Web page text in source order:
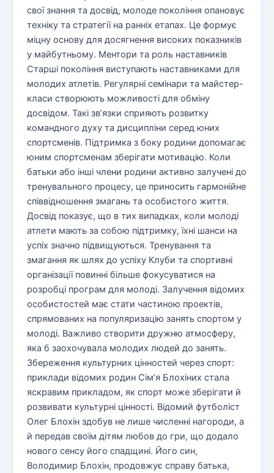
свої знання та досвід, молоде покоління опановує
техніку та стратегії на ранніх етапах. Це формує
міцну основу для досягнення високих показників
у майбутньому. Ментори та роль наставників
Старші покоління виступають наставниками для
молодих атлетів. Регулярні семінари та майстер-
класи створюють можливості для обміну
досвідом. Такі звʼязки сприяють розвитку
командного духу та дисципліни серед юних
спортсменів. Підтримка з боку родини допомагає
юним спортсменам зберігати мотивацію. Коли
батьки або інші члени родини активно залучені до
тренувального процесу, це приносить гармонійне
співвідношення змагань та особистого життя.
Досвід показує, що в тих випадках, коли молоді
атлети мають за собою підтримку, їхні шанси на
успіх значно підвищуються. Тренування та
змагання як шлях до успіху Клуби та спортивні
організації повинні більше фокусуватися на
розробці програм для молоді. Залучення відомих
особистостей має стати частиною проектів,
спрямованих на популяризацію занять спортом у
молоді. Важливо створити дружню атмосферу,
яка б заохочувала молодих людей до занять.
Збереження культурних цінностей через спорт:
приклади відомих родин Сім’я Блохіних стала
яскравим прикладом, як спорт може зберігати й
розвивати культурні цінності. Відомий футболіст
Олег Блохін здобув не лише численні нагороди, а
й передав своїм дітям любов до гри, що додало
нового сенсу його спадщині. Його син,
Володимир Блохін, продовжує справу батька,